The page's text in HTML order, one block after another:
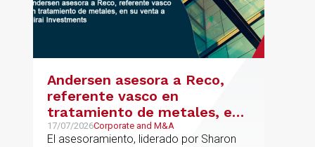
Andersen asesora a Reco,
referente vasco en
tratamiento de metales, en
su venta a Mirai Investments
17/07/2026Corporate and M&A
El asesoramiento, liderado por Sharon